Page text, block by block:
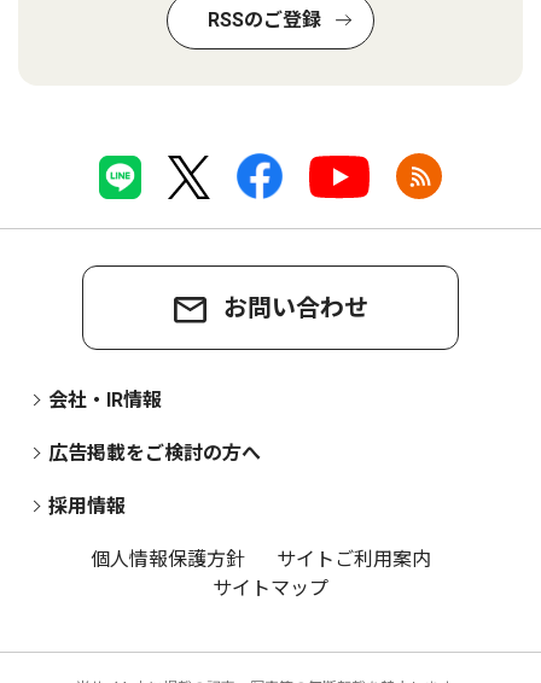
RSSのご登録
お問い合わせ
会社・IR情報
広告掲載をご検討の方へ
採用情報
個人情報保護方針
サイトご利用案内
サイトマップ